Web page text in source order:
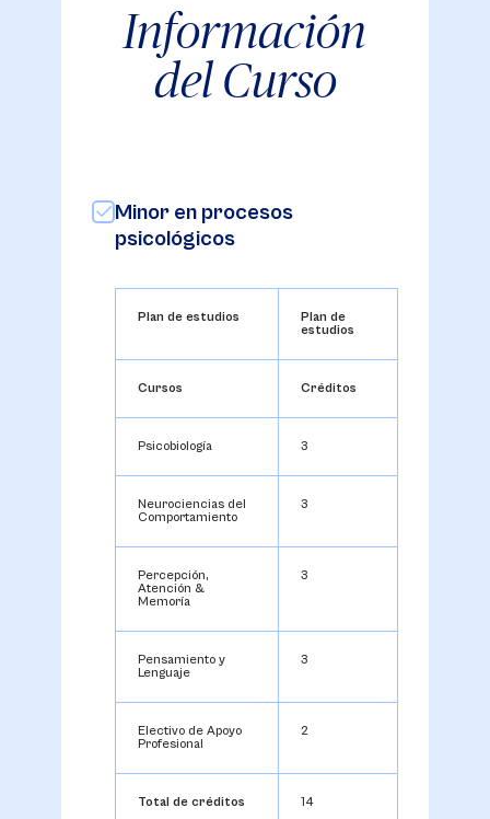
Información
del Curso
Minor en procesos
psicológicos
Plan de estudios
Plan de
estudios
Cursos Créditos
Psicobiología 3
Neurociencias del
Comportamiento
3
Percepción,
Atención &
Memoría
3
Pensamiento y
Lenguaje
3
Electivo de Apoyo
Profesional
2
Total de créditos 14